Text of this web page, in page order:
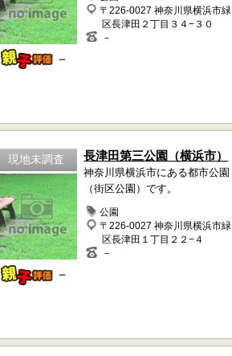
－
〒226-0027 神奈川県横浜市緑
区長津田２丁目３４−３０
－
現地未調査
－
長津田第三公園（横浜市）
神奈川県横浜市にある都市公園
（街区公園）です。
公園
〒226-0027 神奈川県横浜市緑
区長津田１丁目２２−４
－